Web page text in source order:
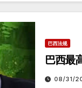
巴西法规
巴西最
08/31/